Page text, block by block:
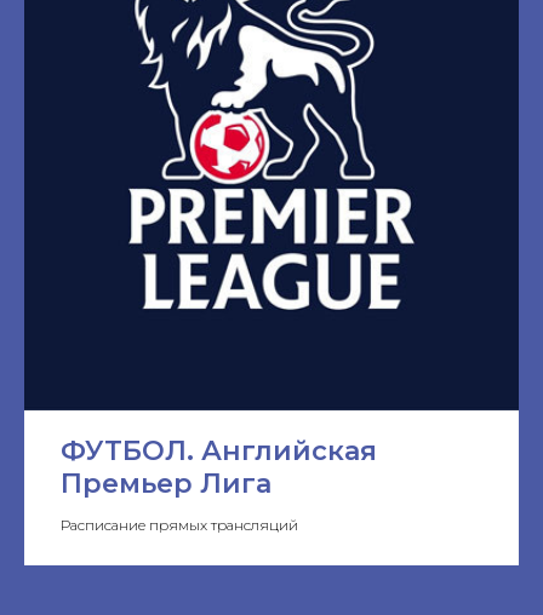
ФУТБОЛ. Английская
Премьер Лига
Расписание прямых трансляций